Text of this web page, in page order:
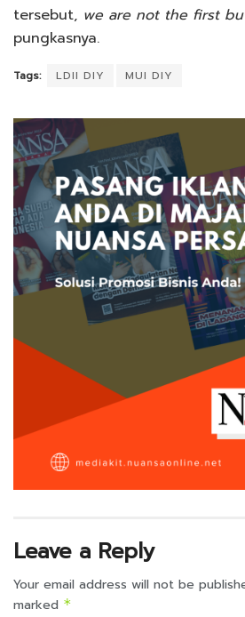
tersebut, we are not the first
pungkasnya.
Tags: LDII DIY MUI DIY
Leave a Reply
Your email address will not be
marked *